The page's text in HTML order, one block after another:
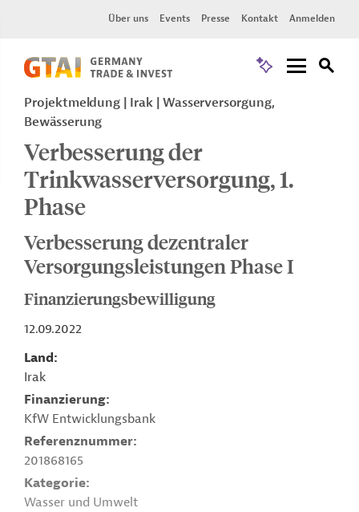
Über uns Events Presse Kontakt Anmelden
Projektmeldung Irak
Wasserversorgung,
Bewässerung
Verbesserung der
Trinkwasserversorgung, 1.
Phase
Verbesserung dezentraler
Versorgungsleistungen Phase I
Finanzierungsbewilligung
12.09.2022
Land
Irak
Finanzierung
KfW Entwicklungsbank
Referenznummer
201868165
Kategorie
Wasser und Umwelt